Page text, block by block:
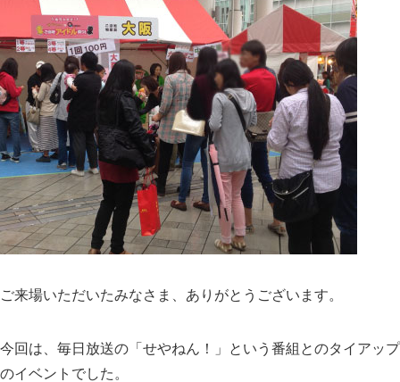
ご来場いただいたみなさま、ありがとうございます。
今回は、毎日放送の「せやねん！」という番組とのタイアップ
のイベントでした。